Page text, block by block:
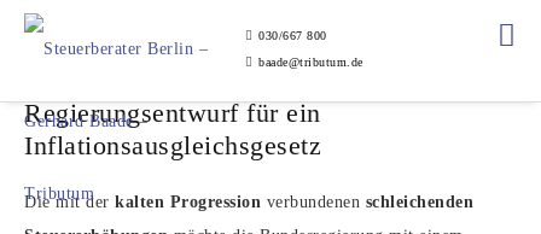
030/667 800
baade@tributum.de
Regierungsentwurf für ein
Inflationsausgleichsgesetz
Die mit der kalten Progression verbundenen schleichenden